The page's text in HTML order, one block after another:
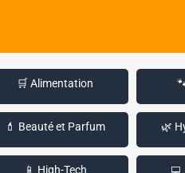
🛒 Alimentation
💄 Beauté et Parfum 🌿
📱 High-Tech